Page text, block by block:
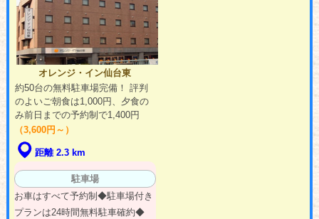
オレンジ・イン仙台東
約50台の無料駐車場完備！ 評判
のよいご朝食は1,000円、夕食の
み前日までの予約制で1,400円
（3,600円～）
距離 2.3 km
駐車場
お車はすべて予約制◆駐車場付き
プランは24時間無料駐車確約◆